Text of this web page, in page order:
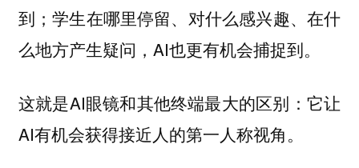
到；学生在哪里停留、对什么感兴趣、在什
么地方产生疑问，AI也更有机会捕捉到。
这就是AI眼镜和其他终端最大的区别：它让
AI有机会获得接近人的第一人称视角。